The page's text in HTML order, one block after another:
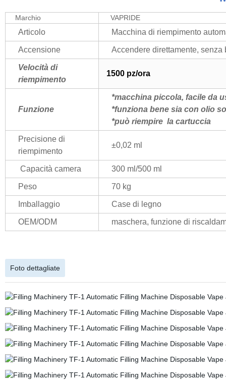
Marchio VAPRIDE
Articolo Macchina di riempimento
Accensione Accendere direttamente,
Velocità di
riempimento
1500 pz/ora
Funzione
*macchina piccola, facile da
*funziona bene sia con olio
*può riempire la cartuccia
Precisione di
riempimento
±0,02 ml
Capacità camera 300 ml/500 ml
Peso 70 kg
Imballaggio Case di legno
OEM/ODM maschera, funzione di
Foto dettagliate